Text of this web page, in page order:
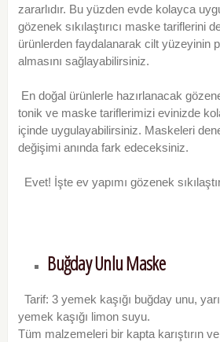
zararlıdır. Bu yüzden evde kolayca
gözenek sıkılaştırıcı maske tariflerini
ürünlerden faydalanarak cilt yüzeyinin
almasını sağlayabilirsiniz.
En doğal ürünlerle hazırlanacak
tonik ve maske tariflerimizi evinizde
içinde uygulayabilirsiniz. Maskeleri
değişimi anında fark edeceksiniz.
Evet! İşte ev yapımı gözenek
Buğday Unlu Maske
Tarif: 3 yemek kaşığı buğday unu,
yemek kaşığı limon suyu.
Tüm malzemeleri bir kapta karıştırın